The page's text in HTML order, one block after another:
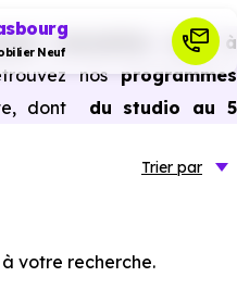
Neufimmobilier neuf à
nos programmes
dont
du studio au 5
pouvez aussi bénéficier
Trier par
votre recherche.